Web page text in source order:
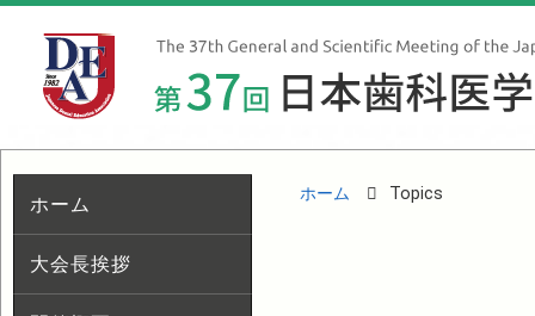
ホーム
大会長挨拶
ホーム Topics